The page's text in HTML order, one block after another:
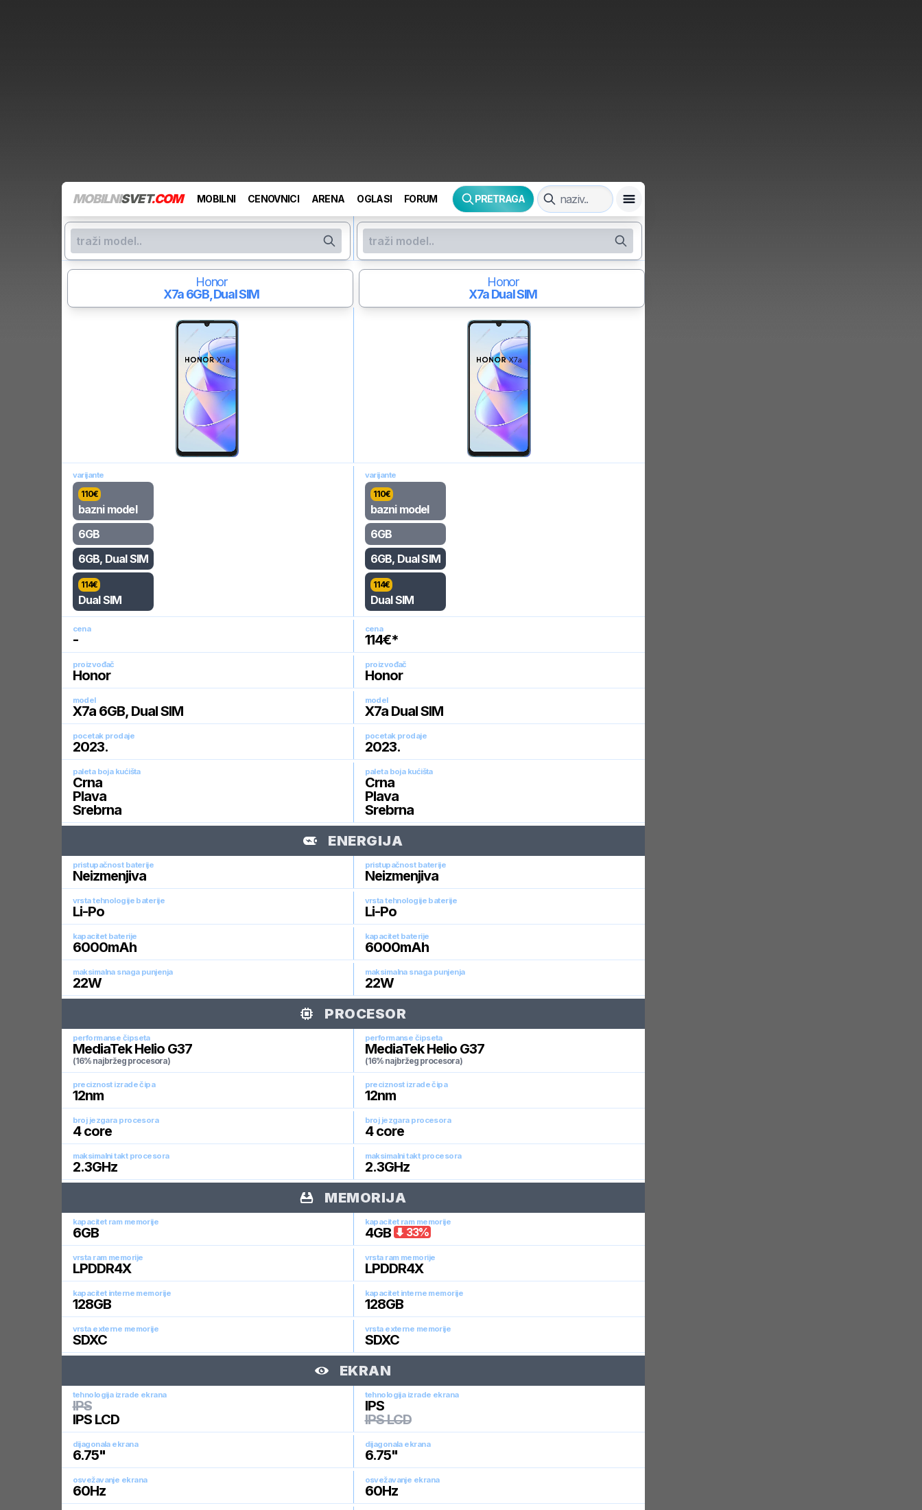
MOBILNISVET.COM MOBILNI CENOVNICI ARENA OGLASI FORUM PRETRAGA
Honor
X7a6GB, Dual SIM
Honor
X7aDual SIM
varijante
110€
bazni model
6GB
6GB, Dual SIM
114€
Dual SIM
varijante
110€
bazni model
6GB
6GB, Dual SIM
114€
Dual SIM
cena
-
cena
114€*
proizvođač
Honor
proizvođač
Honor
model
X7a 6GB, Dual SIM
model
X7a Dual SIM
pocetak prodaje
2023.
pocetak prodaje
2023.
paleta boja kućišta
Crna
Plava
Srebrna
paleta boja kućišta
Crna
Plava
Srebrna
ENERGIJA
pristupačnost baterije
Neizmenjiva
pristupačnost baterije
Neizmenjiva
vrsta tehnologije baterije
Li-Po
vrsta tehnologije baterije
Li-Po
kapacitet baterije
6000mAh
kapacitet baterije
6000mAh
maksimalna snaga punjenja
22W
maksimalna snaga punjenja
22W
PROCESOR
performanse čipseta
MediaTek Helio G37
(16% najbržeg procesora)
performanse čipseta
MediaTek Helio G37
(16% najbržeg procesora)
preciznost izrade čipa
12nm
preciznost izrade čipa
12nm
broj jezgara procesora
4core
broj jezgara procesora
4core
maksimalni takt procesora
2.3GHz
maksimalni takt procesora
2.3GHz
MEMORIJA
kapacitet ram memorije
6GB
kapacitet ram memorije
4GB 33%
vrsta ram memorije
LPDDR4X
vrsta ram memorije
LPDDR4X
kapacitet interne memorije
128GB
kapacitet interne memorije
128GB
vrsta externe memorije
SDXC
vrsta externe memorije
SDXC
EKRAN
tehnologija izrade ekrana
IPS
IPS LCD
tehnologija izrade ekrana
IPS
IPS LCD
dijagonala ekrana
6.75"
dijagonala ekrana
6.75"
osvežavanje ekrana
60Hz
osvežavanje ekrana
60Hz